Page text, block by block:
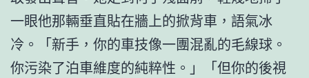
一眼他那輛垂直貼在牆上的掀背車，語氣冰
冷。「新手，你的車技像一團混亂的毛線球。
你污染了泊車維度的純粹性。」「但你的後視